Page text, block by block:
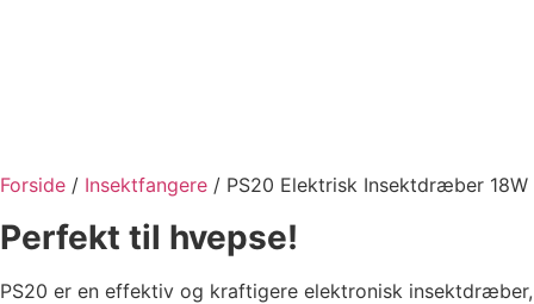
Forside / Insektfangere / PS20 Elektrisk Insektdræber 18W
Perfekt til hvepse!
PS20 er en effektiv og kraftigere elektronisk insektdræber,